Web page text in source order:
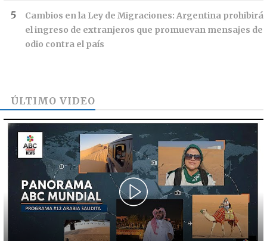
Cambios en la Ley de Migraciones: Argentina prohibirá
el ingreso de extranjeros que promuevan mensajes de
odio contra el país
ÚLTIMO VIDEO